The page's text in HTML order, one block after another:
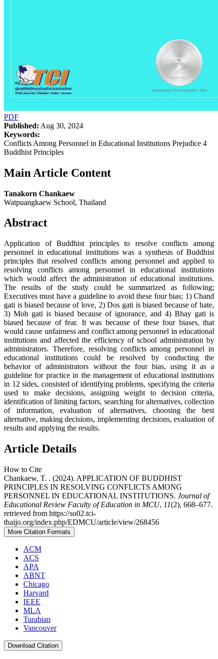
PDF
Published: Aug 30, 2024
Keywords:
Conflicts Among Personnel in Educational Institutions Prejudice 4
Buddhist Principles
Main Article Content
Tanakorn Chankaew
Watpuangkaew School, Thailand
Abstract
Application of Buddhist principles to resolve conflicts among
personnel in educational institutions was a synthesis of Buddhist
principles that resolved conflicts among personnel and applied to
resolving conflicts among personnel in educational institutions
which would affect the administration of educational institutions.
The results of the study could be summarized as following;
Executives must have a guideline to avoid these four bias; 1) Chand
gati is biased because of love, 2) Dos gati is biased because of hate,
3) Moh gati is biased because of ignorance, and 4) Bhay gati is
biased because of fear. It was because of these four biases, that
would cause unfairness and conflict among personnel in educational
institutions and affected the efficiency of school administration by
administrators. Therefore, resolving conflicts among personnel in
educational institutions could be resolved by conducting the
behavior of administrators without the four bias, using it as a
guideline for practice in the management of educational institutions
in 12 sides, consisted of identifying problems, specifying the criteria
used to make decisions, assigning weight to decision criteria,
identification of limiting factors, searching for alternatives, collection
of information, evaluation of alternatives, choosing the best
alternative, making decisions, implementing decisions, evaluation of
results and applying the results.
Article Details
How to Cite
Chankaew, T. . (2024). APPLICATION OF BUDDHIST
PRINCIPLES IN RESOLVING CONFLICTS AMONG
PERSONNEL IN EDUCATIONAL INSTITUTIONS. Journal of
Educational Review Faculty of Education in MCU, 11(2), 668–677.
retrieved from https://so02.tci-
thaijo.org/index.php/EDMCU/article/view/268456
More Citation Formats
ACM
ACS
APA
ABNT
Chicago
Harvard
IEEE
MLA
Turabian
Vancouver
Download Citation